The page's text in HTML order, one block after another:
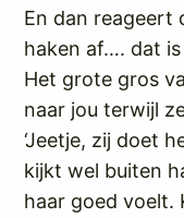
En dan reageert
haken af…. dat
Het grote gros
naar jou terwijl
‘Jeetje, zij doet
kijkt wel buiten
haar goed voelt.